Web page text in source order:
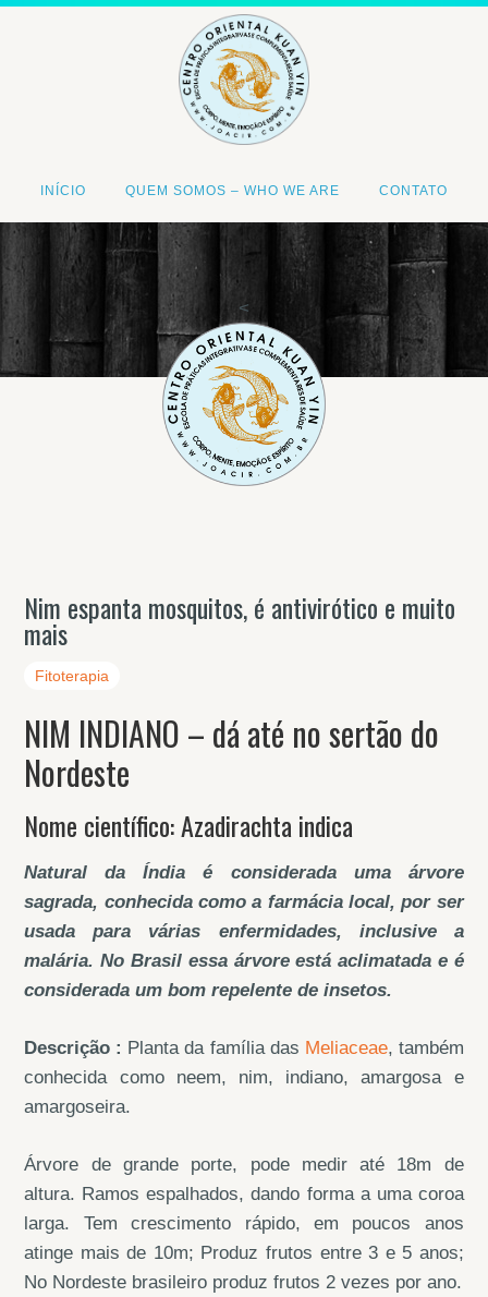
INÍCIO QUEM SOMOS – WHO WE ARE CONTATO
<
Nim espanta mosquitos, é antivirótico e muito
mais
Fitoterapia
NIM INDIANO – dá até no sertão do
Nordeste
Nome científico: Azadirachta indica
Natural da Índia é considerada uma árvore
sagrada, conhecida como a farmácia local, por ser
usada para várias enfermidades, inclusive a
malária. No Brasil essa árvore está aclimatada e é
considerada um bom repelente de insetos.
Descrição : Planta da família das Meliaceae, também
conhecida como neem, nim, indiano, amargosa e
amargoseira.
Árvore de grande porte, pode medir até 18m de
altura. Ramos espalhados, dando forma a uma coroa
larga. Tem crescimento rápido, em poucos anos
atinge mais de 10m; Produz frutos entre 3 e 5 anos;
No Nordeste brasileiro produz frutos 2 vezes por ano.